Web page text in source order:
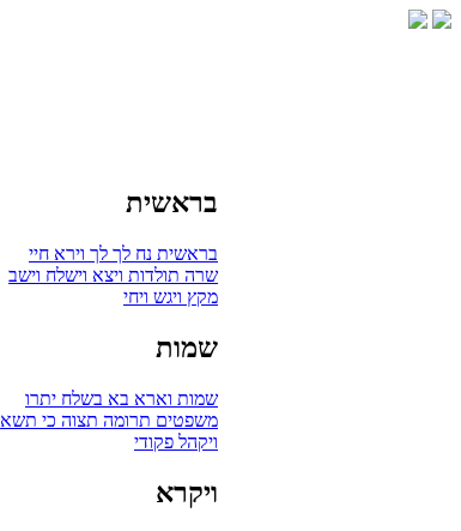
בראשית
בראשית נח לך לך וירא חיי
שרה תולדות ויצא וישלח וישב
מקץ ויגש ויחי
שמות
שמות וארא בא בשלח יתרו
משפטים תרומה תצוה כי תשא
ויקהל פקודי
ויקרא